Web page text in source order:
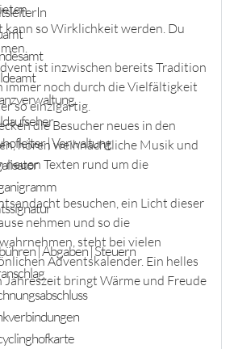
| Verwaltung
| Abgaben | Steuern
kann so Wirklichkeit werden. Du
ist inzwischen bereits Tradition
immer noch durch die Vielfältigkeit
so einzigartig.
die Besucher neues in den
hören weihnachtliche Musik und
neuen Texten rund um die
besuchen, ein Licht dieser
nehmen und so die
steht bei vielen
Adventskalender. Ein helles
Jahreszeit bringt Wärme und Freude